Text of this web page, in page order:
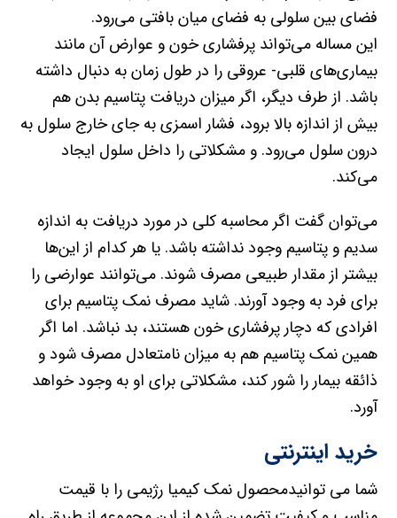
فضای بین سلولی به فضای میان بافتی می‌رود.
این مساله می‌تواند پرفشاری خون و عوارض آن مانند
بیماری‌های قلبی- عروقی را در طول زمان به دنبال داشته
باشد. از طرف دیگر، اگر میزان دریافت پتاسیم بدن هم
بیش از اندازه بالا برود، فشار اسمزی به جای خارج سلول به
درون سلول می‌رود. و مشکلاتی را داخل سلول ایجاد
می‌کند.
می‌توان گفت اگر محاسبه کلی در مورد دریافت به اندازه
سدیم و پتاسیم وجود نداشته باشد. یا هر کدام از این‌ها
بیشتر از مقدار طبیعی مصرف شوند. می‌توانند عوارضی را
برای فرد به وجود آورند. شاید مصرف نمک پتاسیم برای
افرادی که دچار پرفشاری خون هستند، بد نباشد. اما اگر
همین نمک پتاسیم هم به میزان نامتعادل مصرف شود و
ذائقه بیمار را شور کند، مشکلاتی برای او به وجود خواهد
آورد.
خرید اینترنتی
شما می توانیدمحصول نمک کیمیا رژیمی را با قیمت